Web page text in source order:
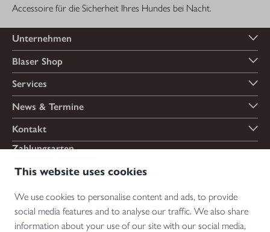
This website uses cookies
We use cookies to personalise content and ads, to provide
social media features and to analyse our traffic. We also share
information about your use of our site with our social media,
Accessoire für die Sicherheit Ihres Hundes bei Nacht.
Unternehmen
Blaser Shop
Services
News & Termine
Kontakt
Zahlungsarten
Versandarten